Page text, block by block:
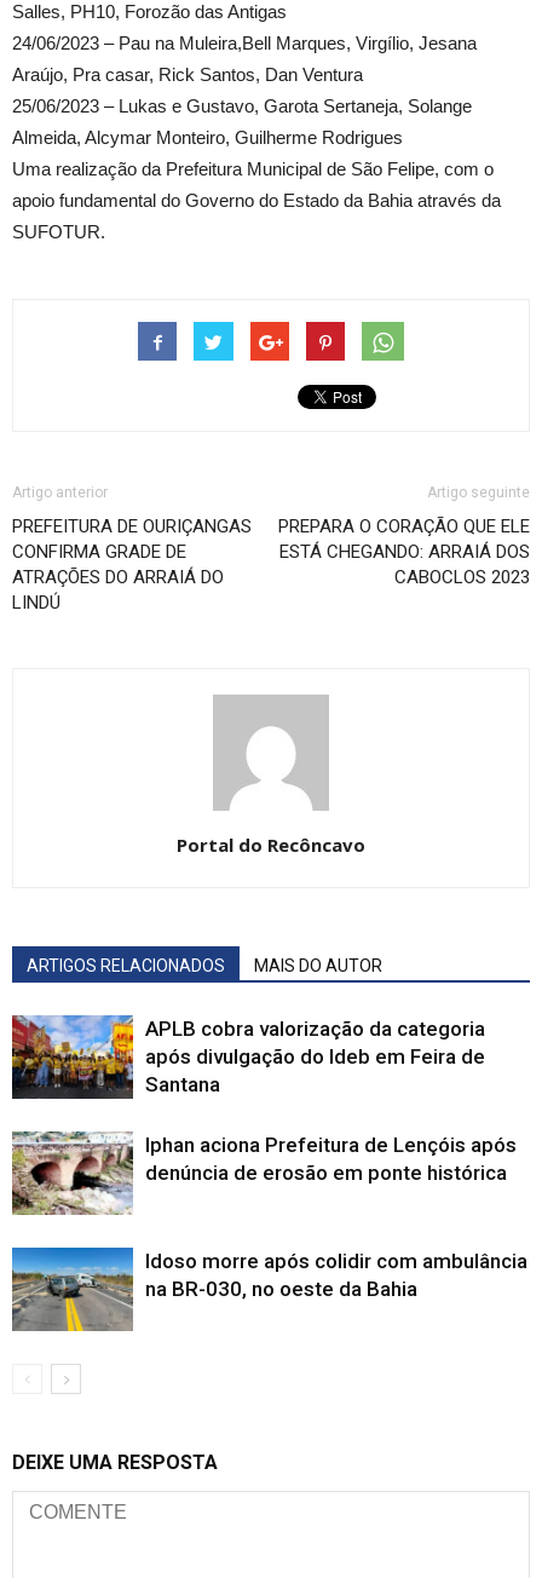
Salles, PH10, Forozão das Antigas
24/06/2023 – Pau na Muleira,Bell Marques, Virgílio, Jesana
Araújo, Pra casar, Rick Santos, Dan Ventura
25/06/2023 – Lukas e Gustavo, Garota Sertaneja, Solange
Almeida, Alcymar Monteiro, Guilherme Rodrigues
Uma realização da Prefeitura Municipal de São Felipe, com o
apoio fundamental do Governo do Estado da Bahia através da
SUFOTUR.
Artigo anterior
PREFEITURA DE OURIÇANGAS
CONFIRMA GRADE DE
ATRAÇÕES DO ARRAIÁ DO
LINDÚ
Artigo seguinte
PREPARA O CORAÇÃO QUE ELE
ESTÁ CHEGANDO: ARRAIÁ DOS
CABOCLOS 2023
Portal do Recôncavo
ARTIGOS RELACIONADOS MAIS DO AUTOR
APLB cobra valorização da categoria
após divulgação do Ideb em Feira de
Santana
Iphan aciona Prefeitura de Lençóis após
denúncia de erosão em ponte histórica
Idoso morre após colidir com ambulância
na BR-030, no oeste da Bahia
DEIXE UMA RESPOSTA